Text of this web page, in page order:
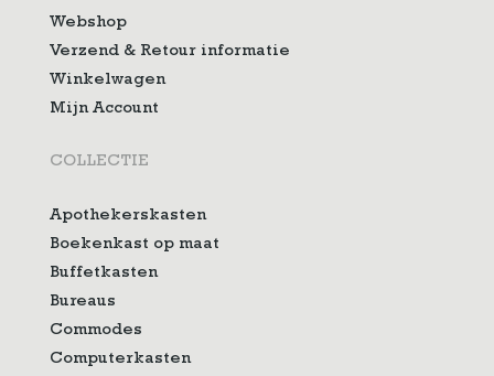
Webshop
Verzend & Retour informatie
Winkelwagen
Mijn Account
COLLECTIE
Apothekerskasten
Boekenkast op maat
Buffetkasten
Bureaus
Commodes
Computerkasten